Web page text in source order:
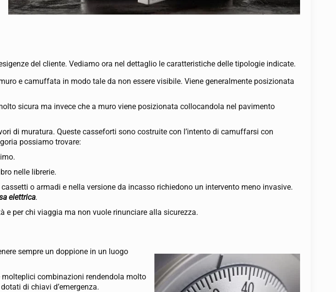
del cliente. Vediamo ora nel dettaglio le caratteristiche delle tipologie indicate.
e camuffata in modo tale da non essere visibile. Viene generalmente posizionata
sicura ma invece che a muro viene posizionata collocandola nel pavimento
di muratura. Queste casseforti sono costruite con l’intento di camuffarsi con
possiamo trovare:
nelle librerie.
o armadi e nella versione da incasso richiedono un intervento meno invasive.
elettrica.
e per chi viaggia ma non vuole rinunciare alla sicurezza.
sempre un doppione in un luogo
combinazioni rendendola molto
di chiavi d’emergenza.